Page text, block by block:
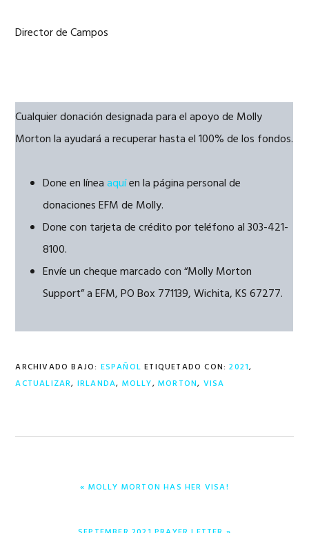
Director de Campos
Cualquier donación designada para el apoyo de Molly
Morton la ayudará a recuperar hasta el 100% de los fondos.
Done en líneaaquíen la página personal de
donaciones EFM de Molly.
Done con tarjeta de crédito por teléfono al 303-421-
8100.
Envíe un cheque marcado con “Molly Morton
Support” a EFM, PO Box 771139, Wichita, KS 67277.
ARCHIVADO BAJO: ESPAÑOL ETIQUETADO CON:2021,
ACTUALIZAR, IRLANDA, MOLLY,MORTON, VISA
ENTRADA
« MOLLY MORTON HAS HER VISA!
ENTRADA